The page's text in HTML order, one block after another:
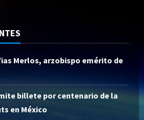
Merlos, arzobispo emérito de
billete por centenario de la
en México